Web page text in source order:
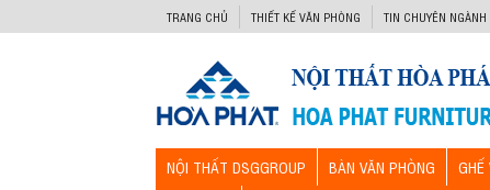
TRANG CHỦ THIẾT KẾ VĂN PHÒNG TIN CHUYÊN NGÀNH
NỘI THẤT DSGGROUP BÀN VĂN PHÒNG GHẾ